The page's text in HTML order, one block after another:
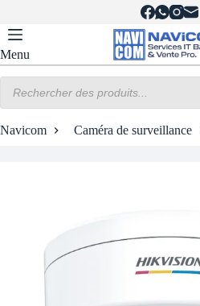
contenu
Menu
produits
Navicom Caméra de surveillance